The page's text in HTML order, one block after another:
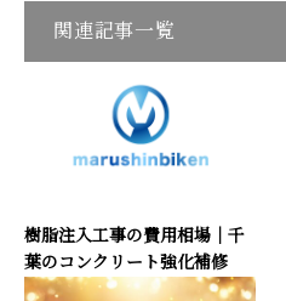
関連記事一覧
樹脂注入工事の費用相場｜千
葉のコンクリート強化補修